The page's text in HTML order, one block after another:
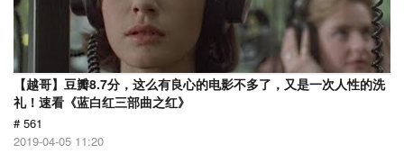
【越哥】豆瓣8.7分，这么有良心的电影不多了，又是一次人性的洗
礼！速看《蓝白红三部曲之红》
# 561
2019-04-05 11:20